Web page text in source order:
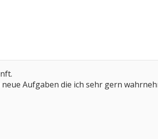
Aufgaben die ich sehr gern